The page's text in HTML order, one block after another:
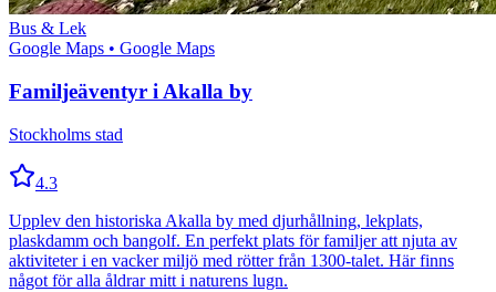
Bus & Lek
Google Maps • Google Maps
Familjeäventyr i Akalla by
Stockholms stad
4.3
Upplev den historiska Akalla by med djurhållning, lekplats,
plaskdamm och bangolf. En perfekt plats för familjer att njuta av
aktiviteter i en vacker miljö med rötter från 1300-talet. Här finns
något för alla åldrar mitt i naturens lugn.